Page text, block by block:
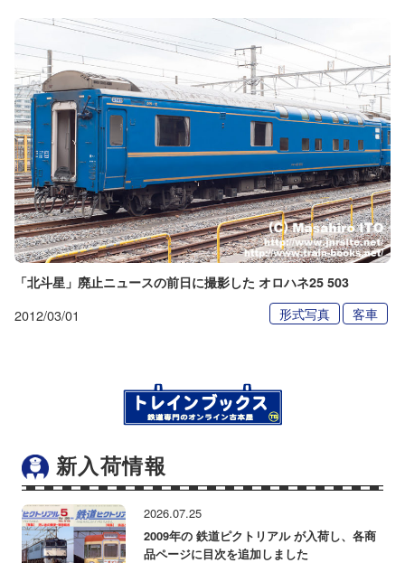
「北斗星」廃止ニュースの前日に撮影した オロハネ25 503
2012/03/01 形式写真 客車
新入荷情報
2026.07.25
2009年の 鉄道ピクトリアル が入荷し、各商
品ページに目次を追加しました